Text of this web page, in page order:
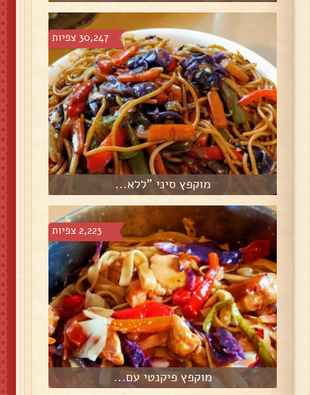
30,247 צפיות
מוקפץ סיני "ללא...
2,223 צפיות
מוקפץ פיקנטי עם...